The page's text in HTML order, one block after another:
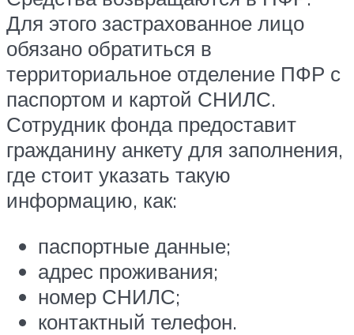
Для этого застрахованное лицо
обязано обратиться в
территориальное отделение ПФР с
паспортом и картой СНИЛС.
Сотрудник фонда предоставит
гражданину анкету для заполнения,
где стоит указать такую
информацию, как:
паспортные данные;
адрес проживания;
номер СНИЛС;
контактный телефон.